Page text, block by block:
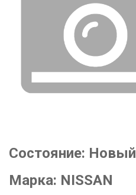
Состояние: Новый
Марка: NISSAN